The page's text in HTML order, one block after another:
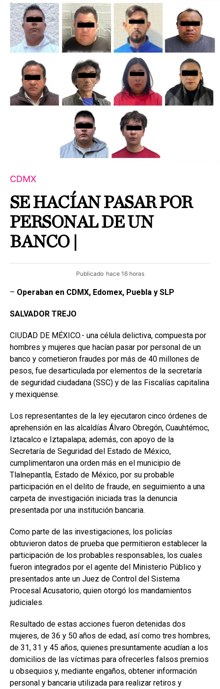
CDMX
SE HACÍAN PASAR POR
PERSONAL DE UN
BANCO |
Publicado hace 16 horas
– Operaban en CDMX, Edomex, Puebla y SLP
SALVADOR TREJO
CIUDAD DE MÉXICO.- una célula delictiva, compuesta por
hombres y mujeres que hacían pasar por personal de un
banco y cometieron fraudes por más de 40 millones de
pesos, fue desarticulada por elementos de la secretaría
de seguridad ciudadana (SSC) y de las Fiscalías capitalina
y mexiquense.
Los representantes de la ley ejecutaron cinco órdenes de
aprehensión en las alcaldías Álvaro Obregón, Cuauhtémoc,
Iztacalco e Iztapalapa; además, con apoyo de la
Secretaría de Seguridad del Estado de México,
cumplimentaron una orden más en el municipio de
Tlalnepantla, Estado de México, por su probable
participación en el delito de fraude, en seguimiento a una
carpeta de investigación iniciada tras la denuncia
presentada por una institución bancaria.
Como parte de las investigaciones, los policías
obtuvieron datos de prueba que permitieron establecer la
participación de los probables responsables, los cuales
fueron integrados por el agente del Ministerio Público y
presentados ante un Juez de Control del Sistema
Procesal Acusatorio, quien otorgó los mandamientos
judiciales.
Resultado de estas acciones fueron detenidas dos
mujeres, de 36 y 50 años de edad, así como tres hombres,
de 31, 31 y 45 años, quienes presuntamente acudían a los
domicilios de las víctimas para ofrecerles falsos premios
u obsequios y, mediante engaños, obtener información
personal y bancaria utilizada para realizar retiros y